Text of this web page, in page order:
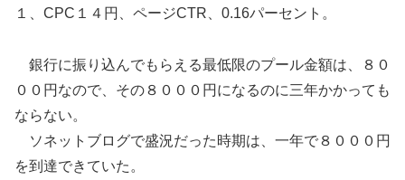
１、CPC１４円、ページCTR、0.16パーセント。
銀行に振り込んでもらえる最低限のプール金額は、８０
００円なので、その８０００円になるのに三年かかっても
ならない。
ソネットブログで盛況だった時期は、一年で８０００円
を到達できていた。